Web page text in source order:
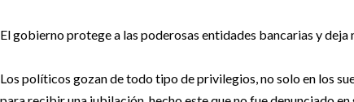
El gobierno protege a las poderosas entidades bancarias y
Los políticos gozan de todo tipo de privilegios, no solo en los